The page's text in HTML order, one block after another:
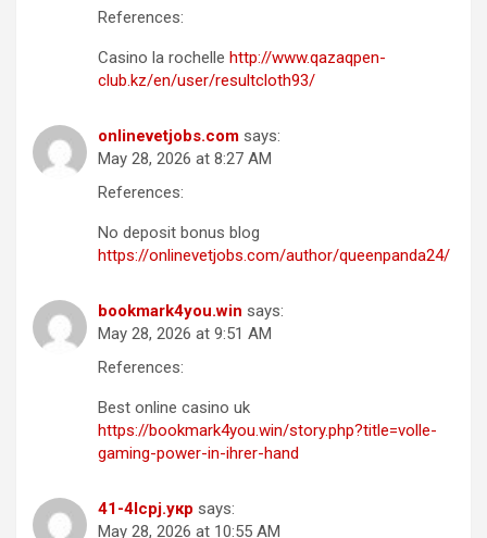
References:
Casino la rochelle http://www.qazaqpen-
club.kz/en/user/resultcloth93/
onlinevetjobs.com says:
May 28, 2026 at 8:27 AM
References:
No deposit bonus blog
https://onlinevetjobs.com/author/queenpanda24/
bookmark4you.win says:
May 28, 2026 at 9:51 AM
References:
Best online casino uk
https://bookmark4you.win/story.php?title=volle-
gaming-power-in-ihrer-hand
41-4lcpj.укр says:
May 28, 2026 at 10:55 AM